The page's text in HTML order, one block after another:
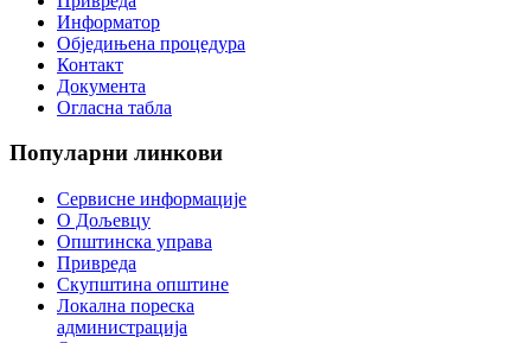
Информатор
Обједињена процедура
Контакт
Документа
Огласна табла
Популарни линкови
Сервисне информације
О Дољевцу
Општинска управа
Привреда
Скупштина општине
Локална пореска
администрација